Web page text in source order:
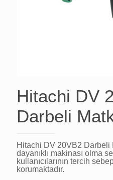
Hitachi DV
Darbeli
Hitachi DV 20VB2 Darbeli
dayanıklı makinası olma
kullanıcılarının tercih
korumaktadır.